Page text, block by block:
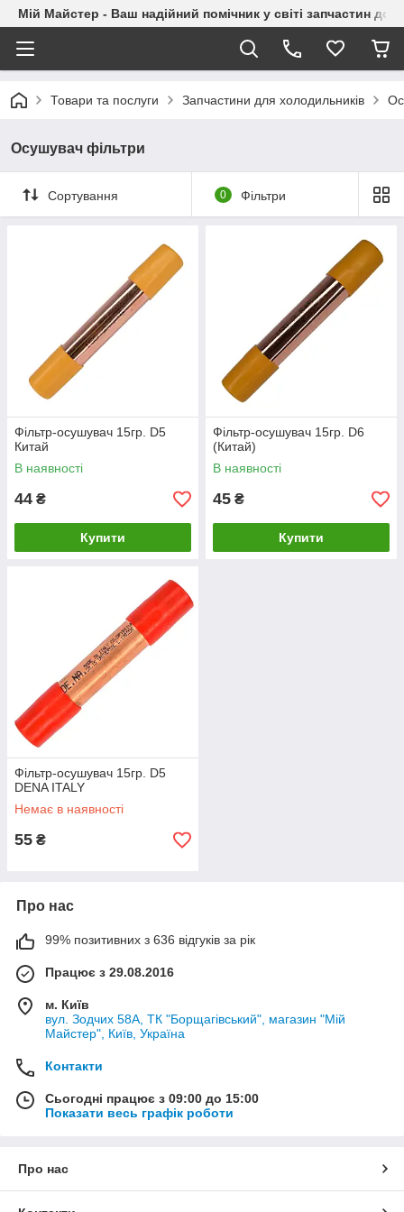
Мій Майстер - Ваш надійний помічник у світі запчастин до
Товари та послуги Запчастини для холодильників
Осушувач фільтри
Сортування 0 Фільтри
Фільтр-осушувач 15гр. D5
Китай
В наявності
44 ₴
Купити
Фільтр-осушувач 15гр. D6
(Китай)
В наявності
45 ₴
Купити
Фільтр-осушувач 15гр. D5
DENA ITALY
Немає в наявності
55 ₴
Про нас
99% позитивних з 636 відгуків за рік
Працює з 29.08.2016
м. Київ
вул. Зодчих 58А, ТК "Борщагівський", магазин "Мій
Майстер", Київ, Україна
Контакти
Сьогодні працює з 09:00 до 15:00
Показати весь графік роботи
Про нас